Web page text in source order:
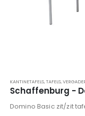
KANTINETAFELS,TAFELS,
Schaffenburg -
Domino Basic zit/zit